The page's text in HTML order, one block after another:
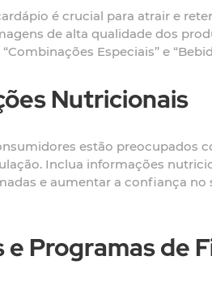
é crucial para atrair e
de alta qualidade dos
“Combinações Especiais” e
Nutricionais
estão preocupados
Inclua informações
e aumentar a confiança
e Programas de